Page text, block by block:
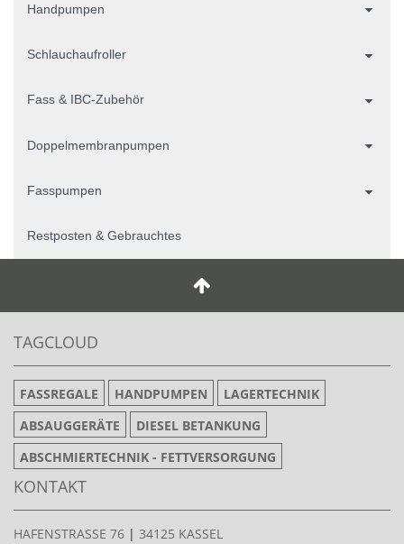
Handpumpen
Schlauchaufroller
Fass & IBC-Zubehör
Doppelmembranpumpen
Fasspumpen
Restposten & Gebrauchtes
TAGCLOUD
FASSREGALE HANDPUMPEN
LAGERTECHNIK
ABSAUGGERÄTE
DIESEL BETANKUNG
ABSCHMIERTECHNIK - FETTVERSORGUNG
KONTAKT
HAFENSTRASSE 76 | 34125 KASSEL